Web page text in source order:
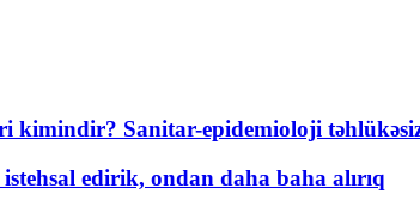
kimindir? Sanitar-epidemioloji
edirik, ondan daha baha alırıq